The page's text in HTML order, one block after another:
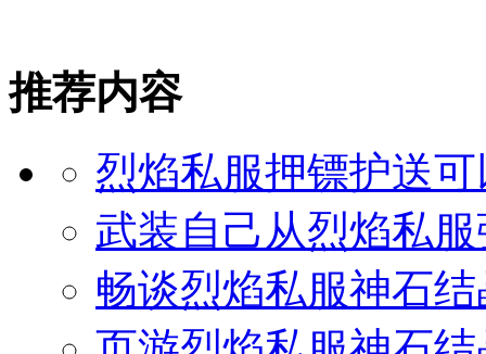
推荐内容
烈焰私服押镖护送
武装自己从烈焰私
畅谈烈焰私服神石